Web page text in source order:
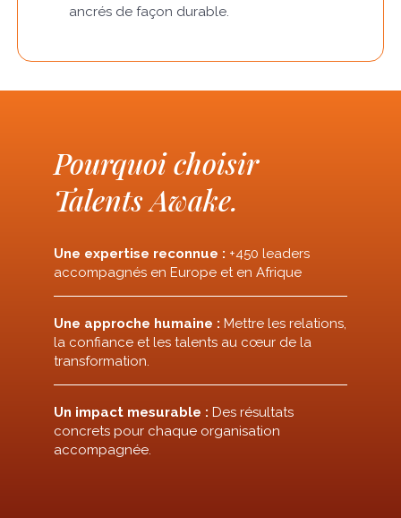
ancrés de façon durable.
Pourquoi choisir
Talents Awake.
Une expertise reconnue : +450 leaders
accompagnés en Europe et en Afrique
Une approche humaine : Mettre les relations,
la confiance et les talents au cœur de la
transformation.
Un impact mesurable : Des résultats
concrets pour chaque organisation
accompagnée.